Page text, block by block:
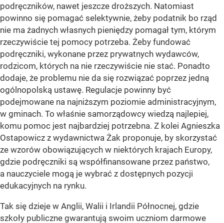
podręczników, nawet jeszcze droższych. Natomiast
powinno się pomagać selektywnie, żeby podatnik bo rząd
nie ma żadnych własnych pieniędzy pomagał tym, którym
rzeczywiście tej pomocy potrzeba. Żeby fundować
podręczniki, wykonane przez prywatnych wydawców,
rodzicom, których na nie rzeczywiście nie stać. Ponadto
dodaje, że problemu nie da się rozwiązać poprzez jedną
ogólnopolską ustawę. Regulacje powinny być
podejmowane na najniższym poziomie administracyjnym,
w gminach. To właśnie samorządowcy wiedzą najlepiej,
komu pomoc jest najbardziej potrzebna. Z kolei Agnieszka
Ostapowicz z wydawnictwa Żak proponuje, by skorzystać
ze wzorów obowiązujących w niektórych krajach Europy,
gdzie podręczniki są współfinansowane przez państwo,
a nauczyciele mogą je wybrać z dostępnych pozycji
edukacyjnych na rynku.
Tak się dzieje w Anglii, Walii i Irlandii Północnej, gdzie
szkoły publiczne gwarantują swoim uczniom darmowe